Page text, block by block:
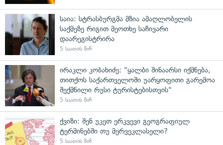
საია: სტრასბურგმა მზია ამაღლობელის
საქმეზე რიგით მეოთხე საჩივარი
დაარეგისტრირა
5 საათის წინ
ირაკლი კობახიძე: "ყალბი შინაარსი იქმნება,
თითქოს საქართველოში უარყოფითი გარემოა
შექმნილი რუსი ტურისტებისთვის"
5 საათის წინ
ქვიზი: შენ უკეთ ერკვევი გეოგრაფიულ
ტერმინებში თუ მერვეკლასელი?
5 საათის წინ